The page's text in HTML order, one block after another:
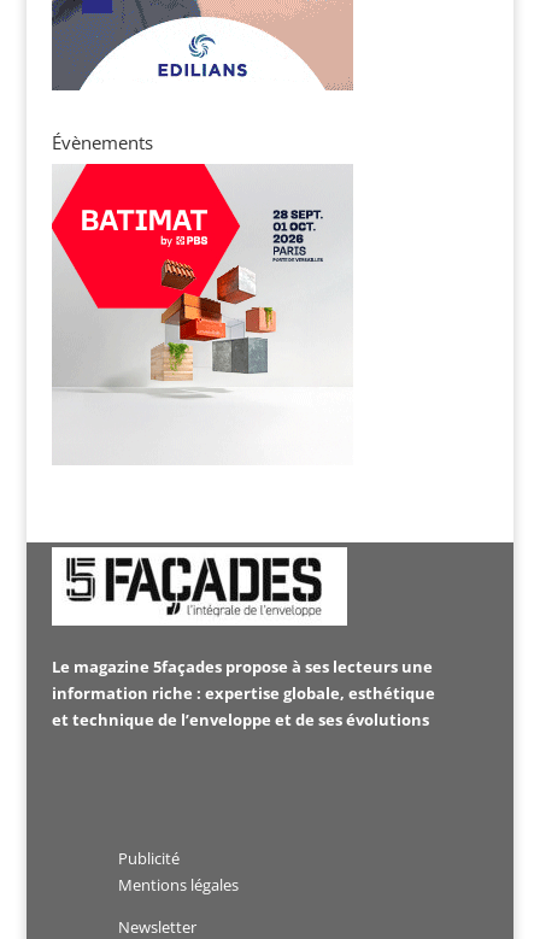
Évènements
Le magazine 5façades propose à ses lecteurs une
information riche : expertise globale, esthétique
et technique de l’enveloppe et de ses évolutions
Publicité
Mentions légales
Newsletter